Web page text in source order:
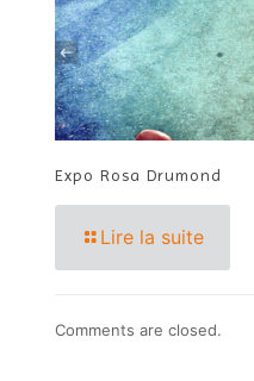
Expo Rosa Drumond
Lire la suite
Comments are closed.